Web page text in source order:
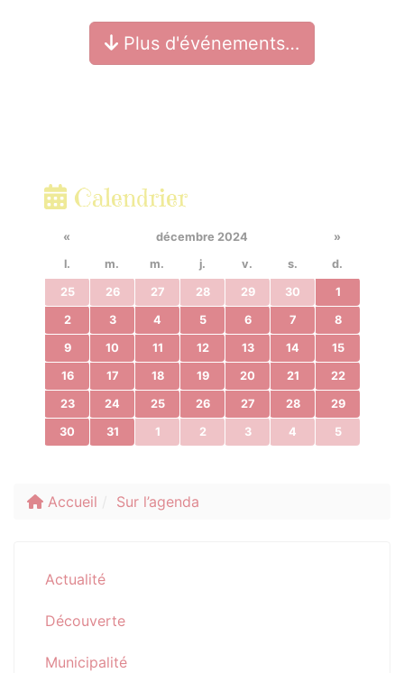
Plus d'événements…
Calendrier
« décembre 2024
»
l.
m. m. j. v. s. d.
25 26 27 28 29 30 1
2 3 4 5 6 7 8
9 10 11 12 13 14 15
16 17 18 19 20 21 22
23 24 25 26 27 28 29
30 31 1 2 3 4 5
Accueil Sur l’agenda
Actualité
Découverte
Municipalité